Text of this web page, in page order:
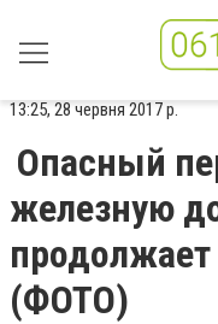
13:25, 28 червня 2017 р.
Опасный
железную
продолжает
(ФОТО)